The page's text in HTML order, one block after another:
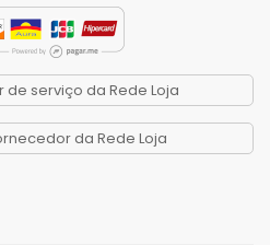
de serviço da Rede Loja
da Rede Loja